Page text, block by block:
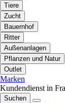
Tiere
Zucht
Bauernhof
Ritter
Außenanlagen
Pflanzen und Natur
Outlet
Marken
Kundendienst in
Suchen